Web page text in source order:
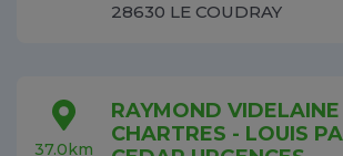
28630 LE COUDRAY
37.0km
RAYMOND VIDELAINE
CHARTRES - LOUIS